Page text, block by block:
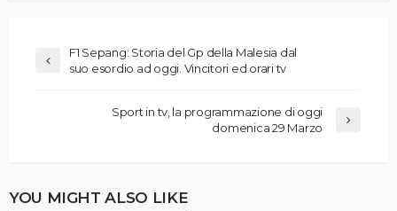
F1 Sepang: Storia del Gp della Malesia dal
suo esordio ad oggi. Vincitori ed orari tv
Sport in tv, la programmazione di oggi
domenica 29 Marzo
YOU MIGHT ALSO LIKE